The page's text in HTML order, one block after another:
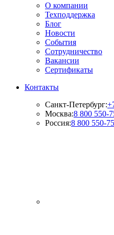
О компании
Техподдержка
Блог
Новости
События
Сотрудничество
Вакансии
Сертификаты
Контакты
Санкт-Петербург:
Москва:8 800 550-
Россия:8 800 550-